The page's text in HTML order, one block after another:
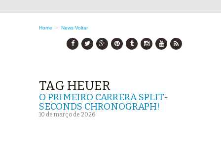
Home > News Voltar
TAG HEUER
O PRIMEIRO CARRERA SPLIT-
SECONDS CHRONOGRAPH!
10 de março de 2026